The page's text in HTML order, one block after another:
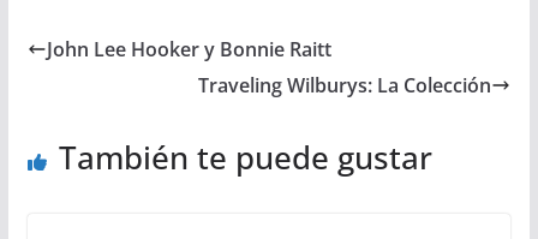
John Lee Hooker y Bonnie Raitt
Traveling Wilburys: La Colección
También te puede gustar